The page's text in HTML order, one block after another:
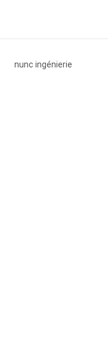
nunc ingénierie